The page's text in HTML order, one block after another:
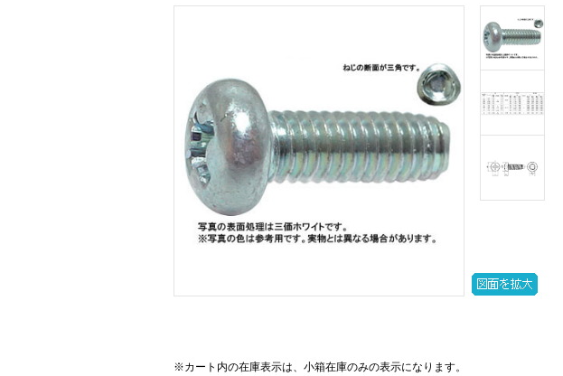
※カート内の在庫表示は、小箱在庫のみの表示になります。